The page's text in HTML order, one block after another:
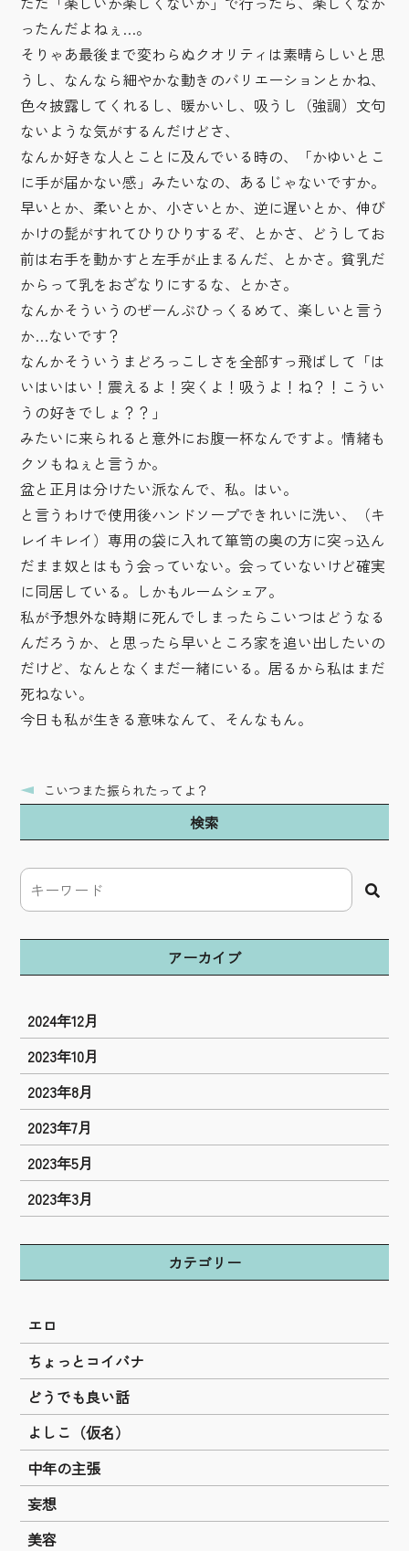
ったんだよねぇ…。
そりゃあ最後まで変わらぬクオリティは素晴らしいと思
うし、なんなら細やかな動きのバリエーションとかね、
色々披露してくれるし、暖かいし、吸うし（強調）文句
ないような気がするんだけどさ、
なんか好きな人とことに及んでいる時の、「かゆいとこ
に手が届かない感」みたいなの、あるじゃないですか。
早いとか、柔いとか、小さいとか、逆に遅いとか、伸び
かけの髭がすれてひりひりするぞ、とかさ、どうしてお
前は右手を動かすと左手が止まるんだ、とかさ。貧乳だ
からって乳をおざなりにするな、とかさ。
なんかそういうのぜーんぶひっくるめて、楽しいと言う
か…ないです？
なんかそういうまどろっこしさを全部すっ飛ばして「は
いはいはい！震えるよ！突くよ！吸うよ！ね？！こうい
うの好きでしょ？？」
みたいに来られると意外にお腹一杯なんですよ。情緒も
クソもねぇと言うか。
盆と正月は分けたい派なんで、私。はい。
と言うわけで使用後ハンドソープできれいに洗い、（キ
レイキレイ）専用の袋に入れて箪笥の奥の方に突っ込ん
だまま奴とはもう会っていない。会っていないけど確実
に同居している。しかもルームシェア。
私が予想外な時期に死んでしまったらこいつはどうなる
んだろうか、と思ったら早いところ家を追い出したいの
だけど、なんとなくまだ一緒にいる。居るから私はまだ
死ねない。
今日も私が生きる意味なんて、そんなもん。
こいつまた振られたってよ？
検索
アーカイブ
2024年12月
2023年10月
2023年8月
2023年7月
2023年5月
2023年3月
カテゴリー
エロ
ちょっとコイバナ
どうでも良い話
よしこ（仮名）
中年の主張
妄想
美容